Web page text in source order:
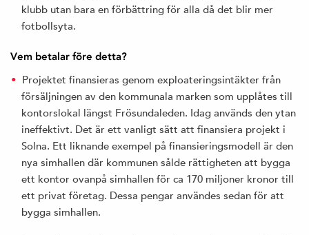
klubb utan bara en förbättring för alla då det blir mer
fotbollsyta.
Vem betalar före detta?
Projektet finansieras genom exploateringsintäkter från
försäljningen av den kommunala marken som upplåtes till
kontorslokal längst Frösundaleden. Idag används den ytan
ineffektivt. Det är ett vanligt sätt att finansiera projekt i
Solna. Ett liknande exempel på finansieringsmodell är den
nya simhallen där kommunen sålde rättigheten att bygga
ett kontor ovanpå simhallen för ca 170 miljoner kronor till
ett privat företag. Dessa pengar användes sedan för att
bygga simhallen.